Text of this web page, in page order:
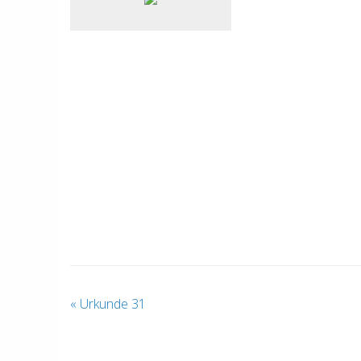
« Urkunde 31